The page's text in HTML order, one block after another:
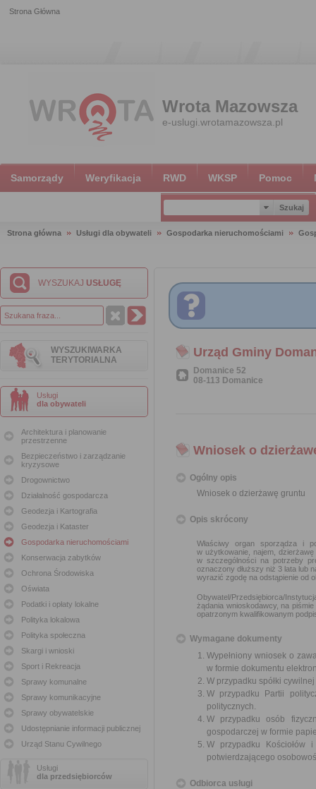
Strona Główna
Wrota Mazowsza
e-uslugi.wrotamazowsza.pl
Samorządy Weryfikacja RWD WKSP Pomoc
Strona główna Usługi dla obywateli Gospodarka nieruchomościami
WYSZUKAJ USŁUGĘ
WYSZUKIWARKA
TERYTORIALNA
Usługi
dla obywateli
Architektura i planowanie
przestrzenne
Bezpieczeństwo i zarządzanie
kryzysowe
Drogownictwo
Działalność gospodarcza
Geodezja i Kartografia
Geodezja i Kataster
Gospodarka nieruchomościami
Konserwacja zabytków
Ochrona Środowiska
Oświata
Podatki i opłaty lokalne
Polityka lokalowa
Polityka społeczna
Skargi i wnioski
Sport i Rekreacja
Sprawy komunalne
Sprawy komunikacyjne
Sprawy obywatelskie
Udostępnianie informacji publicznej
Urząd Stanu Cywilnego
Usługi
dla przedsiębiorców
Urząd Gminy
Domanice 52
08-113 Domanice
Wniosek o
Ogólny opis
Wniosek o dzierżawę gruntu
Opis skrócony
Właściwy organ sporządza i
w użytkowanie, najem,
w szczególności na potrzeby
oznaczony dłuższy niż 3 lata lub
wyrazić zgodę na odstąpienie od
Obywatel/Przedsiębiorca/
żądania wnioskodawcy, na
opatrzonym kwalifikowanym
Wymagane dokumenty
Wypełniony wniosek o
w formie dokumentu
W przypadku spółki
W przypadku Partii
politycznych.
W przypadku osób
gospodarczej w formie
W przypadku Kościołów
potwierdzającego
Odbiorca usługi